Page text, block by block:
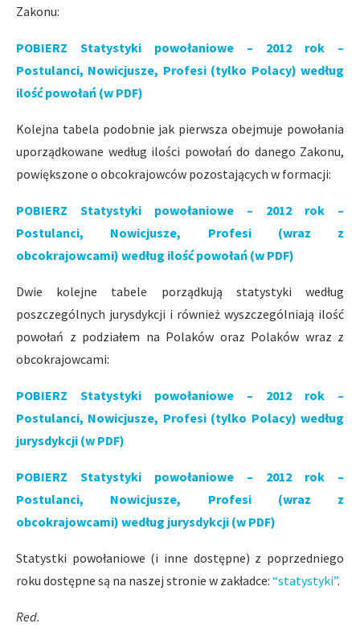
Zakonu:
POBIERZ Statystyki powołaniowe – 2012 rok –
Postulanci, Nowicjusze, Profesi (tylko Polacy) według
ilość powołań (w PDF)
Kolejna tabela podobnie jak pierwsza obejmuje powołania
uporządkowane według ilości powołań do danego Zakonu,
powiększone o obcokrajowców pozostających w formacji:
POBIERZ Statystyki powołaniowe – 2012 rok –
Postulanci, Nowicjusze, Profesi (wraz z
obcokrajowcami) według ilość powołań (w PDF)
Dwie kolejne tabele porządkują statystyki według
poszczególnych jurysdykcji i również wyszczególniają ilość
powołań z podziałem na Polaków oraz Polaków wraz z
obcokrajowcami:
POBIERZ Statystyki powołaniowe – 2012 rok –
Postulanci, Nowicjusze, Profesi (tylko Polacy) według
jurysdykcji (w PDF)
POBIERZ Statystyki powołaniowe – 2012 rok –
Postulanci, Nowicjusze, Profesi (wraz z
obcokrajowcami) według jurysdykcji (w PDF)
Statystki powołaniowe (i inne dostępne) z poprzedniego
roku dostępne są na naszej stronie w zakładce: “statystyki”.
Red.